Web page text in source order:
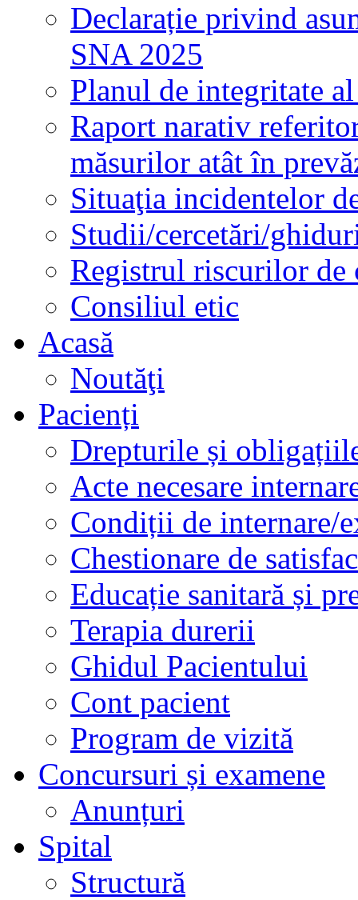
Declarație privind
SNA 2025
Planul de integritate
Raport narativ
măsurilor atât în
Situaţia incidentelor
Studii/cercetări/
Registrul riscurilor de
Consiliul etic
Acasă
Noutăţi
Pacienți
Drepturile și
Acte necesare
Condiții de internare/
Chestionare de
Educație sanitară și
Terapia durerii
Ghidul Pacientului
Cont pacient
Program de vizită
Concursuri și examene
Anunțuri
Spital
Structură